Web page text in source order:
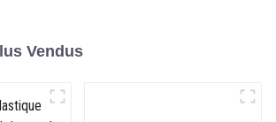
Vendus